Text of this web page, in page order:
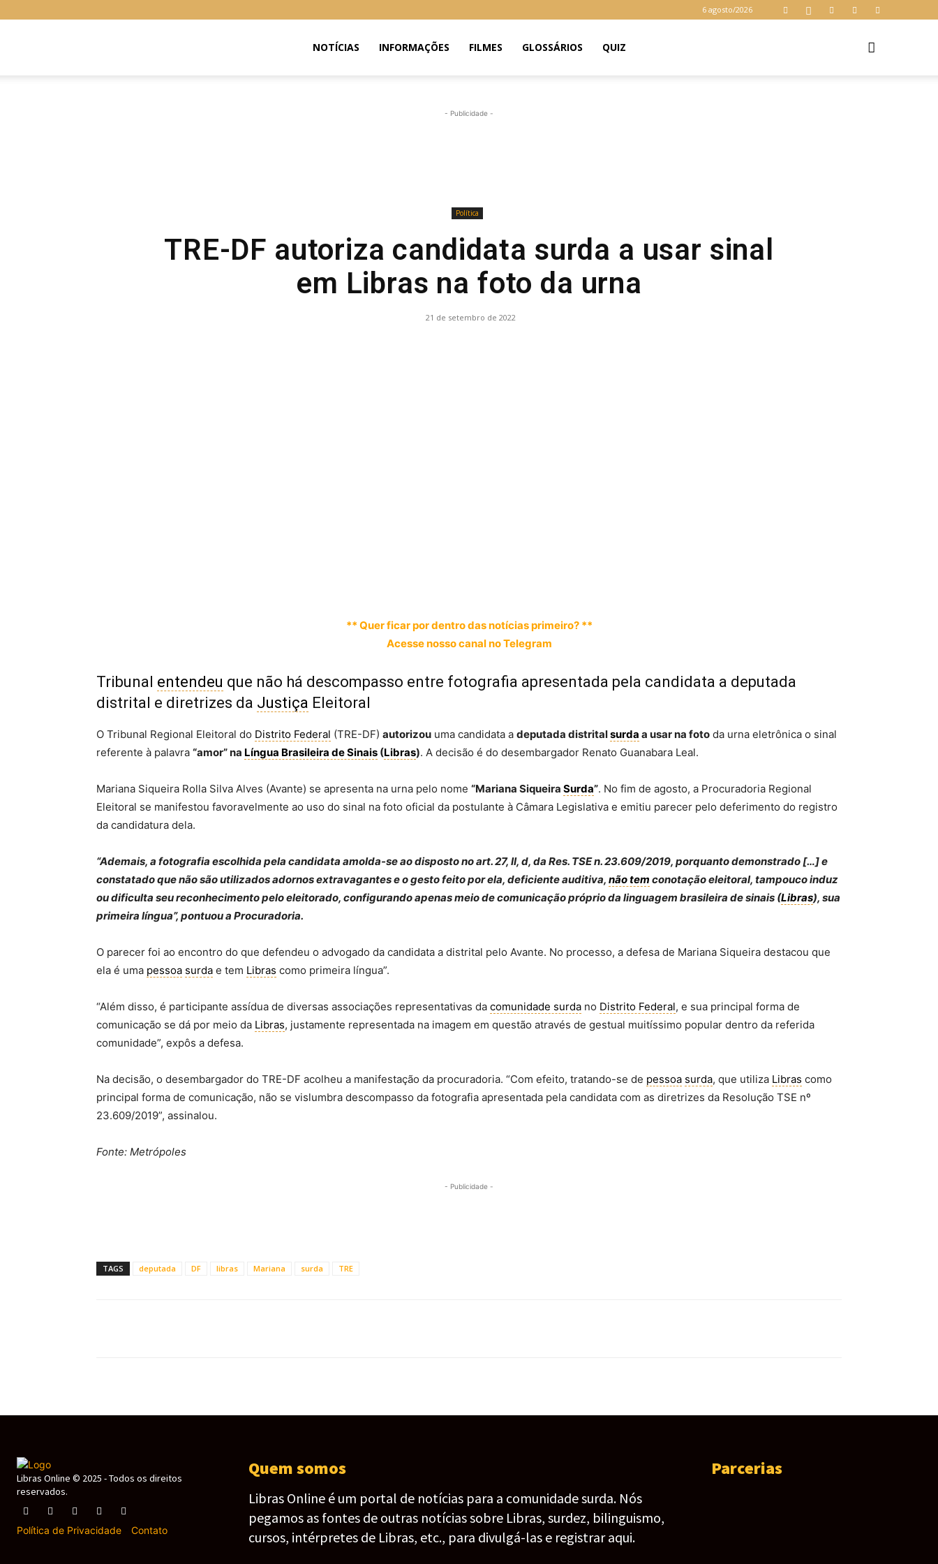
6 agosto/2026
NOTÍCIAS INFORMAÇÕES FILMES GLOSSÁRIOS QUIZ
- Publicidade -
Política
TRE-DF autoriza candidata surda a usar sinal
em Libras na foto da urna
21 de setembro de 2022
** Quer ficar por dentro das notícias primeiro? **
Acesse nosso canal no Telegram
Tribunal entendeu que não há descompasso entre fotografia apresentada pela candidata a deputada
distrital e diretrizes da Justiça Eleitoral
O Tribunal Regional Eleitoral do Distrito Federal (TRE-DF) autorizou uma candidata a deputada distritalsurda a usar na foto da urna eletrônica o sinal
referente à palavra “amor” na Língua Brasileira de Sinais (Libras). A decisão é do desembargador Renato Guanabara Leal.
Mariana Siqueira Rolla Silva Alves (Avante) se apresenta na urna pelo nome “Mariana Siqueira Surda”. No fim de agosto, a Procuradoria Regional
Eleitoral se manifestou favoravelmente ao uso do sinal na foto oficial da postulante à Câmara Legislativa e emitiu parecer pelo deferimento do registro
da candidatura dela.
“Ademais, a fotografia escolhida pela candidata amolda-se ao disposto no art. 27, II, d, da Res. TSE n. 23.609/2019, porquanto demonstrado […] e
constatado que não são utilizados adornos extravagantes e o gesto feito por ela, deficiente auditiva, não tem conotação eleitoral, tampouco induz
ou dificulta seu reconhecimento pelo eleitorado, configurando apenas meio de comunicação próprio da linguagem brasileira de sinais (Libras), sua
primeira língua”, pontuou a Procuradoria.
O parecer foi ao encontro do que defendeu o advogado da candidata a distrital pelo Avante. No processo, a defesa de Mariana Siqueira destacou que
ela é uma pessoa surda e tem Libras como primeira língua”.
“Além disso, é participante assídua de diversas associações representativas da comunidade surda no Distrito Federal, e sua principal forma de
comunicação se dá por meio da Libras, justamente representada na imagem em questão através de gestual muitíssimo popular dentro da referida
comunidade”, expôs a defesa.
Na decisão, o desembargador do TRE-DF acolheu a manifestação da procuradoria. “Com efeito, tratando-se de pessoa surda, que utiliza Libras como
principal forma de comunicação, não se vislumbra descompasso da fotografia apresentada pela candidata com as diretrizes da Resolução TSE nº
23.609/2019”, assinalou.
Fonte: Metrópoles
- Publicidade -
TAGS deputada DF libras Mariana surda TRE
Libras Online © 2025 - Todos os direitos
reservados.
Política de Privacidade Contato
Quem somos
Libras Online é um portal de notícias para a comunidade surda. Nós
pegamos as fontes de outras notícias sobre Libras, surdez, bilinguismo,
cursos, intérpretes de Libras, etc., para divulgá-las e registrar aqui.
Parcerias